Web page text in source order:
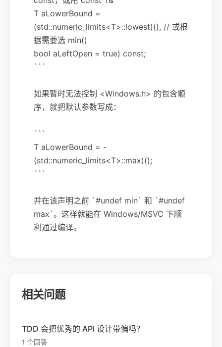
T aLowerBound =
(std::numeric_limits<T>::lowest)(), // 或根
据需要选 min()
bool aLeftOpen = true) const;
```
如果暂时无法控制 <Windows.h> 的包含顺
序，就把默认参数写成：
```
T aLowerBound = -
(std::numeric_limits<T>::max)();
```
并在该声明之前 `#undef min` 和 `#undef
max`。这样就能在 Windows/MSVC 下顺
利通过编译。
相关问题
TDD 会把优秀的 API 设计带偏吗？
1 个回答